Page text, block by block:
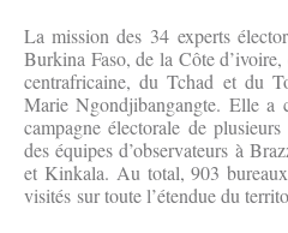
La mission des 34 experts
Burkina Faso, de la Côte
centrafricaine, du Tchad et du
Marie Ngondjibangangte. Elle a
campagne électorale de
des équipes d’observateurs à
et Kinkala. Au total, 903
visités sur toute l’étendue du